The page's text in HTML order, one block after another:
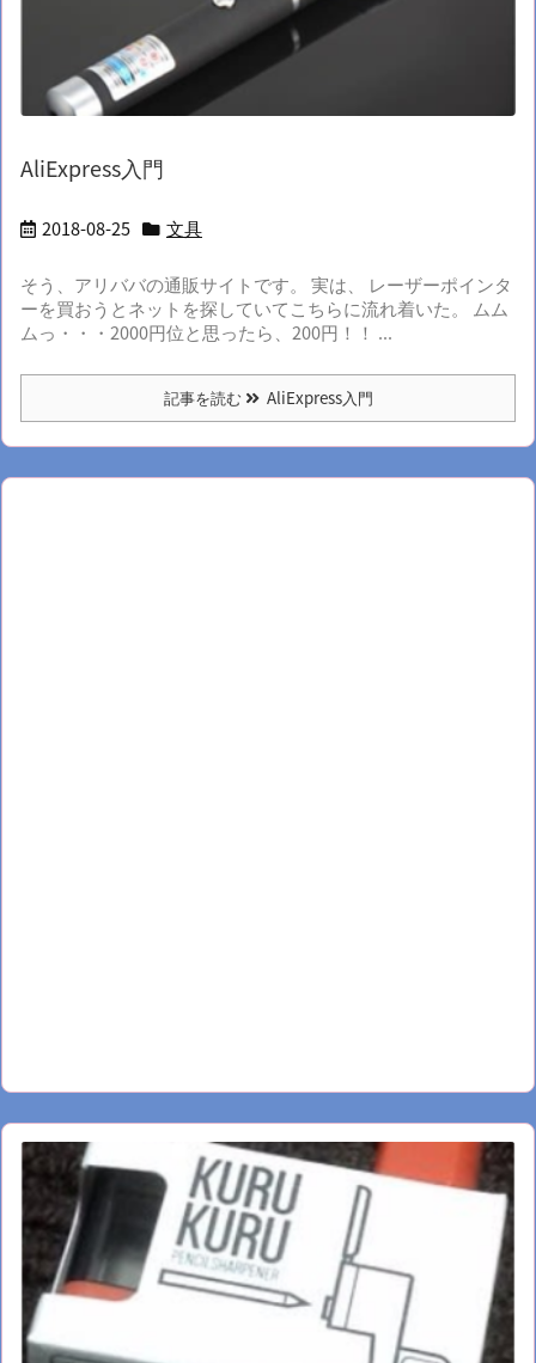
AliExpress入門
2018-08-25 文具
そう、アリババの通販サイトです。 実は、 レーザーポインタ
ーを買おうとネットを探していてこちらに流れ着いた。 ムム
ムっ・・・2000円位と思ったら、200円！！ ...
記事を読む AliExpress入門